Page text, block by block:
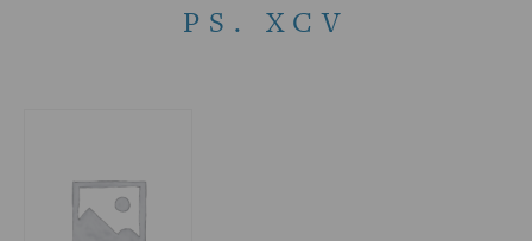
PS. XCV